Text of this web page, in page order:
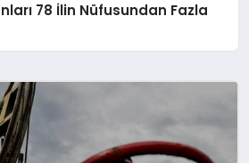
78 İlin Nüfusundan Fazla